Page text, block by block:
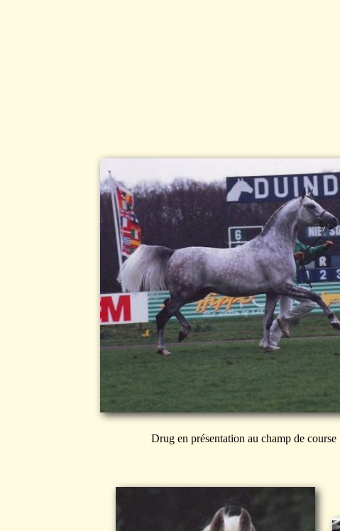
Drug en présentation au champ de course